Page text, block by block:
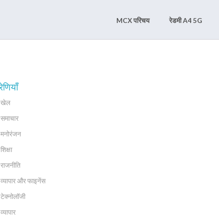
MCX परिचय रेडमी A4 5G
खेल
समाचार
मनोरंजन
शिक्षा
राजनीति
व्यापार और फाइनेंस
टेक्नोलॉजी
व्यापार